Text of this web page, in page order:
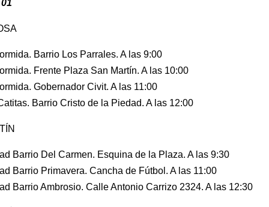
Barrio Los Parrales. A las 9:00
Frente Plaza San Martín. A las 10:00
Gobernador Civit. A las 11:00
Barrio Cristo de la Piedad. A las 12:00
Barrio Del Carmen. Esquina de la Plaza. A las 9:30
Barrio Primavera. Cancha de Fútbol. A las 11:00
Barrio Ambrosio. Calle Antonio Carrizo 2324. A las 12:30